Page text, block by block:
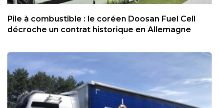
Pile à combustible : le coréen Doosan Fuel Cell
décroche un contrat historique en Allemagne